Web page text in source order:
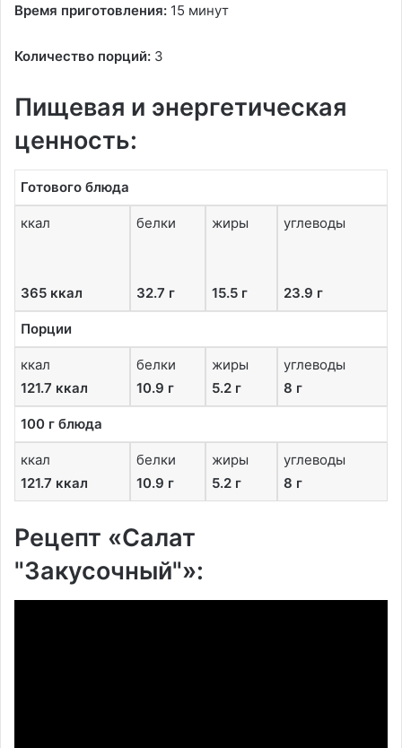
Время приготовления: 15 минут
Количество порций: 3
Пищевая и энергетическая
ценность:
Готового блюда
ккал
365 ккал
белки
32.7 г
жиры
15.5 г
углеводы
23.9 г
Порции
ккал
121.7 ккал
белки
10.9 г
жиры
5.2 г
углеводы
8 г
100 г блюда
ккал
121.7 ккал
белки
10.9 г
жиры
5.2 г
углеводы
8 г
Рецепт «Салат
"Закусочный"»: